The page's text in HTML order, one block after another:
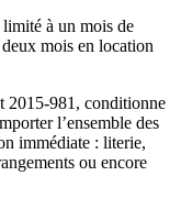
à un mois de
mois en location
2015-981, conditionne
l’ensemble des
immédiate : literie,
ou encore